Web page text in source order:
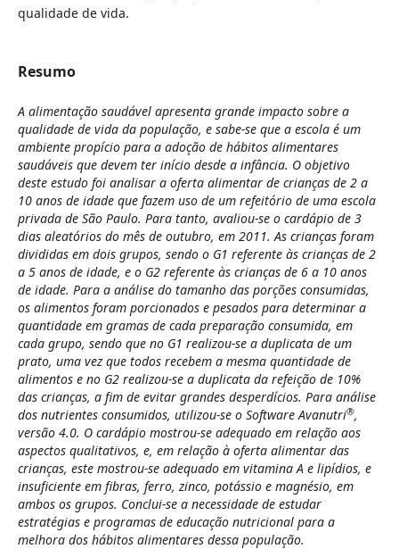
qualidade de vida.
Resumo
A alimentação saudável apresenta grande impacto sobre a
qualidade de vida da população, e sabe-se que a escola é um
ambiente propício para a adoção de hábitos alimentares
saudáveis que devem ter início desde a infância. O objetivo
deste estudo foi analisar a oferta alimentar de crianças de 2 a
10 anos de idade que fazem uso de um refeitório de uma escola
privada de São Paulo. Para tanto, avaliou-se o cardápio de 3
dias aleatórios do mês de outubro, em 2011. As crianças foram
divididas em dois grupos, sendo o G1 referente às crianças de 2
a 5 anos de idade, e o G2 referente às crianças de 6 a 10 anos
de idade. Para a análise do tamanho das porções consumidas,
os alimentos foram porcionados e pesados para determinar a
quantidade em gramas de cada preparação consumida, em
cada grupo, sendo que no G1 realizou-se a duplicata de um
prato, uma vez que todos recebem a mesma quantidade de
alimentos e no G2 realizou-se a duplicata da refeição de 10%
das crianças, a fim de evitar grandes desperdícios. Para análise
dos nutrientes consumidos, utilizou-se o Software Avanutri®,
versão 4.0. O cardápio mostrou-se adequado em relação aos
aspectos qualitativos, e, em relação à oferta alimentar das
crianças, este mostrou-se adequado em vitamina A e lipídios, e
insuficiente em fibras, ferro, zinco, potássio e magnésio, em
ambos os grupos. Conclui-se a necessidade de estudar
estratégias e programas de educação nutricional para a
melhora dos hábitos alimentares dessa população.